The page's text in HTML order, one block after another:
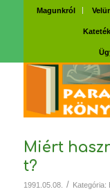
Magunkról
Miért
t?
1991.05.08. / Kategória: